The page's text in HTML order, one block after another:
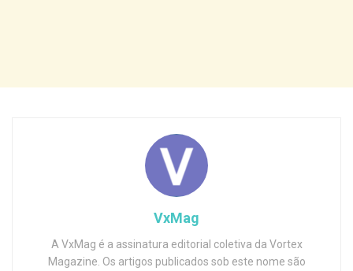
VxMag
A VxMag é a assinatura editorial coletiva da Vortex
Magazine. Os artigos publicados sob este nome são